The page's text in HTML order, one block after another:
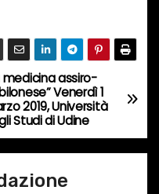
medicina assiro-
Venerdì 1
2019, Università
Studi di Udine